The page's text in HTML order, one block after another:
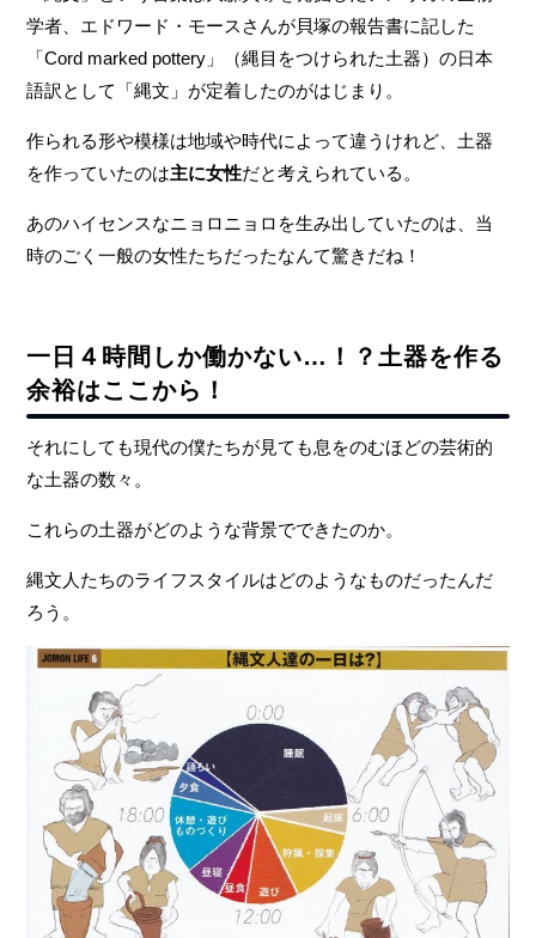
学者、エドワード・モースさんが貝塚の報告書に記した
「Cord marked pottery」（縄目をつけられた土器）の日本
語訳として「縄文」が定着したのがはじまり。
作られる形や模様は地域や時代によって違うけれど、土器
を作っていたのは主に女性だと考えられている。
あのハイセンスなニョロニョロを生み出していたのは、当
時のごく一般の女性たちだったなんて驚きだね！
一日４時間しか働かない…！？土器を作る
余裕はここから！
それにしても現代の僕たちが見ても息をのむほどの芸術的
な土器の数々。
これらの土器がどのような背景でできたのか。
縄文人たちのライフスタイルはどのようなものだったんだ
ろう。